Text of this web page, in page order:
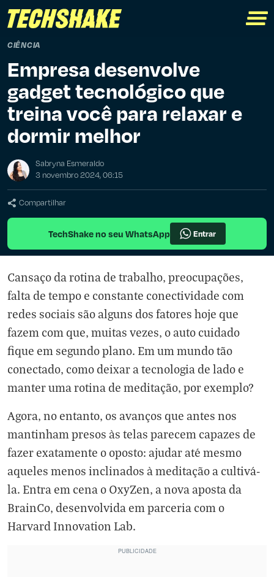
CIÊNCIA
Empresa desenvolve
gadget tecnológico que
treina você para relaxar e
dormir melhor
Sabryna Esmeraldo
3 novembro 2024, 06:15
Compartilhar
TechShake no seu WhatsApp Entrar
Cansaço da rotina de trabalho, preocupações,
falta de tempo e constante conectividade com
redes sociais são alguns dos fatores hoje que
fazem com que, muitas vezes, o auto cuidado
fique em segundo plano. Em um mundo tão
conectado, como deixar a tecnologia de lado e
manter uma rotina de meditação, por exemplo?
Agora, no entanto, os avanços que antes nos
mantinham presos às telas parecem capazes de
fazer exatamente o oposto: ajudar até mesmo
aqueles menos inclinados à meditação a cultivá-
la. Entra em cena o OxyZen, a nova aposta da
BrainCo, desenvolvida em parceria com o
Harvard Innovation Lab.